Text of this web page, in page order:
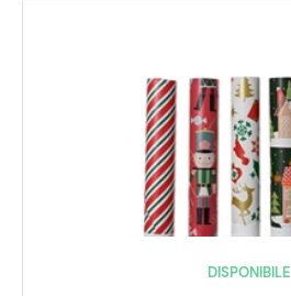
DISPONIBILE